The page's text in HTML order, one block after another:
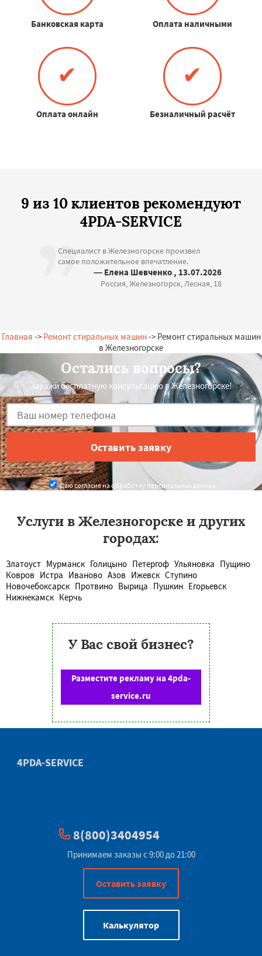
Банковская карта Оплата наличными
✔
Оплата онлайн
✔
Безналичный расчёт
9 из 10 клиентов рекомендуют
4PDA-SERVICE
Специалист в Железногорске произвел
самое положительное впечатление.
— Елена Шевченко , 13.07.2026
Россия, Железногорск, Лесная, 18
Главная -> Ремонт стиральных машин-> Ремонт стиральных машин
в Железногорске
Остались вопросы?
Закажи бесплатную консультацию в Железногорске!
Даю согласие на обработку персональных данных
Услуги в Железногорске и других
городах:
Златоуст Мурманск Голицыно Петергоф Ульяновка Пущино
Ковров Истра Иваново Азов Ижевск Ступино
Новочебоксарск Протвино Вырица Пушкин Егорьевск
Нижнекамск Керчь
У Вас свой бизнес?
Разместите рекламу на 4pda-
service.ru
4PDA-SERVICE
8(800)3404954
Принимаем заказы с 9:00 до 21:00
Оставить заявку
Калькулятор